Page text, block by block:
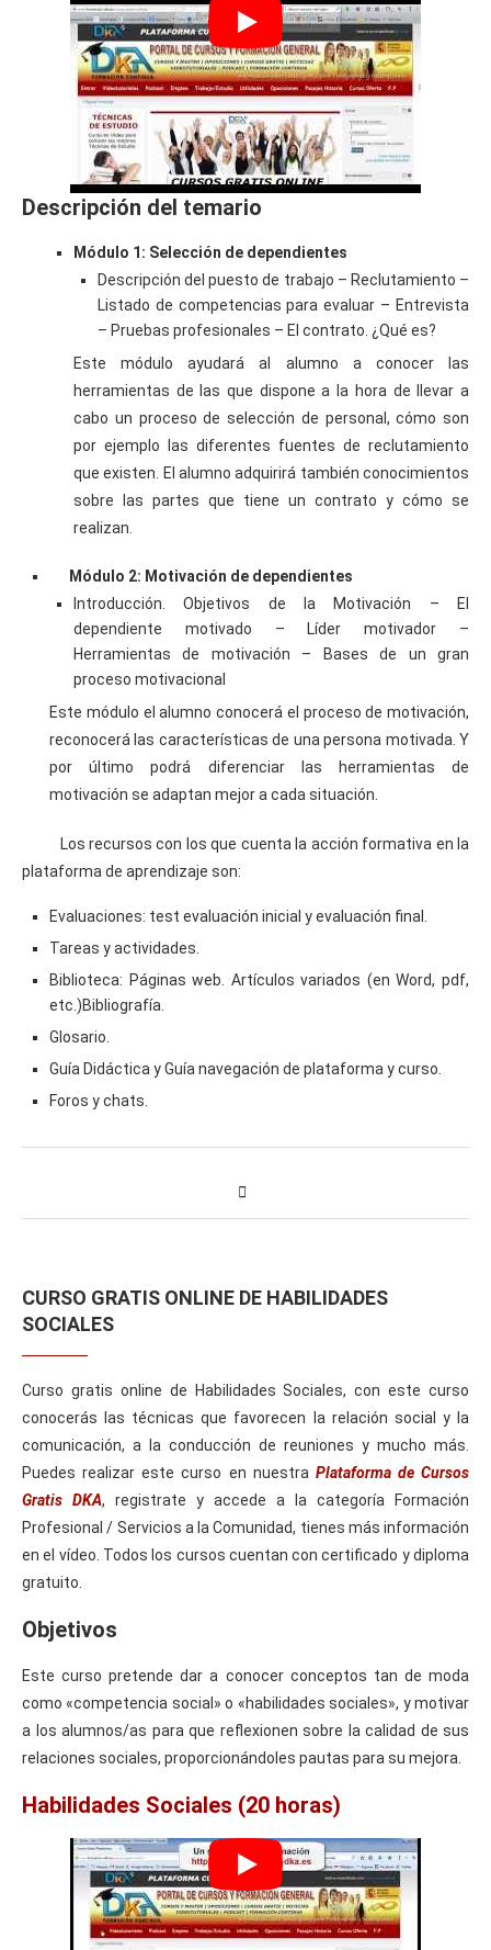
Descripción del temario
Módulo 1: Selección de dependientes
Descripción del puesto de trabajo – Reclutamiento –
Listado de competencias para evaluar – Entrevista
– Pruebas profesionales – El contrato. ¿Qué es?
Este módulo ayudará al alumno a conocer las
herramientas de las que dispone a la hora de llevar a
cabo un proceso de selección de personal, cómo son
por ejemplo las diferentes fuentes de reclutamiento
que existen. El alumno adquirirá también conocimientos
sobre las partes que tiene un contrato y cómo se
realizan.
Módulo 2: Motivación de dependientes
Introducción. Objetivos de la Motivación – El
dependiente motivado – Líder motivador –
Herramientas de motivación – Bases de un gran
proceso motivacional
Este módulo el alumno conocerá el proceso de motivación,
reconocerá las características de una persona motivada. Y
por último podrá diferenciar las herramientas de
motivación se adaptan mejor a cada situación.
Los recursos con los que cuenta la acción formativa en la
plataforma de aprendizaje son:
Evaluaciones: test evaluación inicial y evaluación final.
Tareas y actividades.
Biblioteca: Páginas web. Artículos variados (en Word, pdf,
etc.)Bibliografía.
Glosario.
Guía Didáctica y Guía navegación de plataforma y curso.
Foros y chats.
CURSO GRATIS ONLINE DE HABILIDADES
SOCIALES
Curso gratis online de Habilidades Sociales, con este curso
conocerás las técnicas que favorecen la relación social y la
comunicación, a la conducción de reuniones y mucho más.
Puedes realizar este curso en nuestra Plataforma de Cursos
Gratis DKA, registrate y accede a la categoría Formación
Profesional / Servicios a la Comunidad, tienes más información
en el vídeo. Todos los cursos cuentan con certificado y diploma
gratuito.
Objetivos
Este curso pretende dar a conocer conceptos tan de moda
como «competencia social» o «habilidades sociales», y motivar
a los alumnos/as para que reflexionen sobre la calidad de sus
relaciones sociales, proporcionándoles pautas para su mejora.
Habilidades Sociales (20 horas)